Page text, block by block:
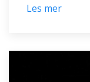
Les mer